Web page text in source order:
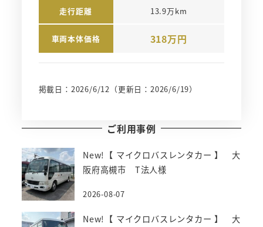
走行距離 13.9万km
車両本体価格 318万円
掲載日：2026/6/12 （更新日：2026/6/19）
ご利用事例
New!【 マイクロバスレンタカー 】 大
阪府高槻市 T法人様
2026-08-07
New!【 マイクロバスレンタカー 】 大